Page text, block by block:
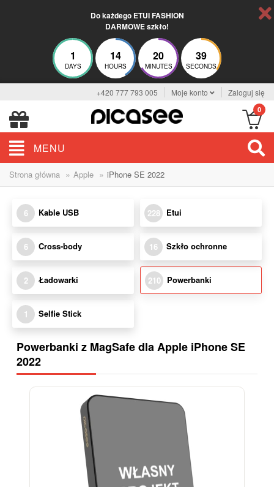
Do każdego ETUI FASHION
DARMOWE szkło!
1
DAYS
14
HOURS
20
MINUTES
38
SECONDS
+420 777 793 005 Moje konto Zaloguj się
0
MENU
Strona główna » Apple » iPhone SE 2022
6 Kable USB 228 Etui
6 Cross-body 16 Szkło ochronne
2 Ładowarki 210 Powerbanki
1 Selfie Stick
Powerbanki z MagSafe dla Apple iPhone SE
2022